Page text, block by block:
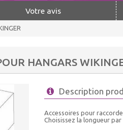
Votre avis
HANGARS
Description
Accessoires pour
Choisissez la longueur